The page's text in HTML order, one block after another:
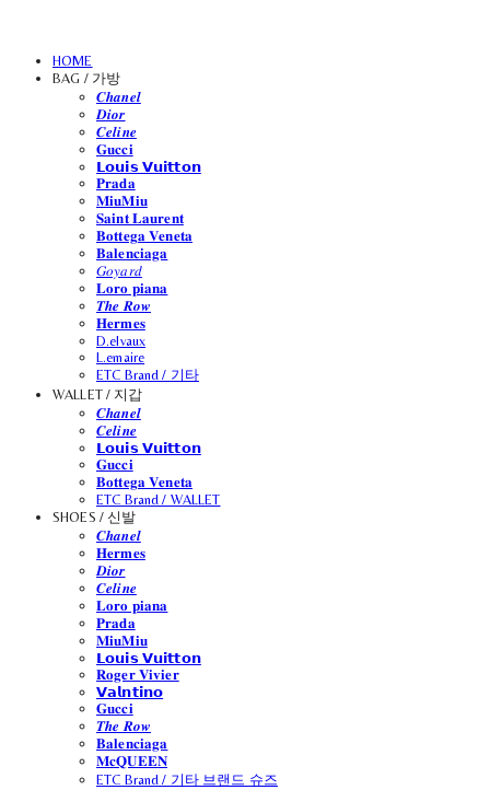
HOME
BAG / 가방
𝑪𝒉𝒂𝒏𝒆𝒍
𝑫𝒊𝒐𝒓
𝑪𝒆𝒍𝒊𝒏𝒆
𝐆𝐮𝐜𝐜𝐢
𝗟𝗼𝘂𝗶𝘀 𝗩𝘂𝗶𝘁𝘁𝗼𝗻
𝐏𝐫𝐚𝐝𝐚
𝐌𝐢𝐮𝐌𝐢𝐮
𝐒𝐚𝐢𝐧𝐭 𝐋𝐚𝐮𝐫𝐞𝐧𝐭
𝐁𝐨𝐭𝐭𝐞𝐠𝐚 𝐕𝐞𝐧𝐞𝐭𝐚
𝐁𝐚𝐥𝐞𝐧𝐜𝐢𝐚𝐠𝐚
𝐺𝑜𝑦𝑎𝑟𝑑
𝐋𝐨𝐫𝐨 𝐩𝐢𝐚𝐧𝐚
𝑻𝒉𝒆 𝑹𝒐𝒘
𝐇𝐞𝐫𝐦𝐞𝐬
D.elvaux
L.emaire
ETC Brand / 기타
WALLET / 지갑
𝑪𝒉𝒂𝒏𝒆𝒍
𝑪𝒆𝒍𝒊𝒏𝒆
𝗟𝗼𝘂𝗶𝘀 𝗩𝘂𝗶𝘁𝘁𝗼𝗻
𝐆𝐮𝐜𝐜𝐢
𝐁𝐨𝐭𝐭𝐞𝐠𝐚 𝐕𝐞𝐧𝐞𝐭𝐚
ETC Brand / WALLET
SHOES / 신발
𝑪𝒉𝒂𝒏𝒆𝒍
𝐇𝐞𝐫𝐦𝐞𝐬
𝑫𝒊𝒐𝒓
𝑪𝒆𝒍𝒊𝒏𝒆
𝐋𝐨𝐫𝐨 𝐩𝐢𝐚𝐧𝐚
𝐏𝐫𝐚𝐝𝐚
𝐌𝐢𝐮𝐌𝐢𝐮
𝗟𝗼𝘂𝗶𝘀 𝗩𝘂𝗶𝘁𝘁𝗼𝗻
𝐑𝐨𝐠𝐞𝐫 𝐕𝐢𝐯𝐢𝐞𝐫
𝗩𝗮𝗹𝗻𝘁𝗶𝗻𝗼
𝐆𝐮𝐜𝐜𝐢
𝑻𝒉𝒆 𝑹𝒐𝒘
𝐁𝐚𝐥𝐞𝐧𝐜𝐢𝐚𝐠𝐚
𝐌𝐜𝐐𝐔𝐄𝐄𝐍
ETC Brand / 기타 브랜드 슈즈